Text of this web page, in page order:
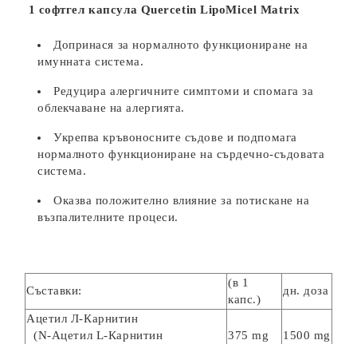
1 софтгел капсула Quercetin LipoMicel Matrix
Допринася за нормалното функциониране на
имунната система.
Редуцира алергичните симптоми и спомага за
облекчаване на алергията.
Укрепва кръвоносните съдове и подпомага
нормалното функциониране на сърдечно-съдовата
система.
Оказва положително влияние за потискане на
възпалителните процеси.
Съставки:
(в 1
капс.)
дн. доза
Ацетил Л-Карнитин
(N-Ацетил L-Карнитин
375 mg 1500 mg